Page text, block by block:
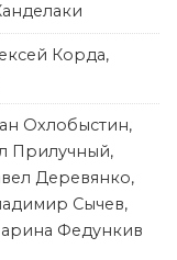
Корда,
Охлобыстин,
Прилучный,
Деревянко,
Сычев,
Федункив